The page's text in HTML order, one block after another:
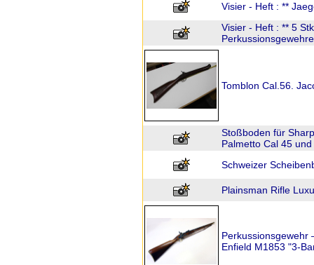
Visier - Heft : **
Visier - Heft : ** 5
Tomblon Cal.56.
Stoßboden für
Palmetto Cal 45
Schweizer
Plainsman Rifle
Perkussionsgewehr
Enfield M1853 "3-